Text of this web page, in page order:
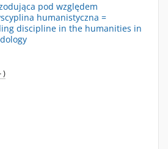
pod względem
humanistyczna =
discipline in the humanities in
)